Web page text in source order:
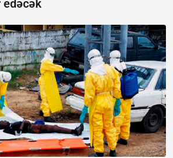
edəcək